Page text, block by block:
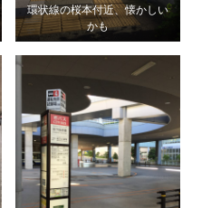
環状線の桜本付近、懐かしい
かも